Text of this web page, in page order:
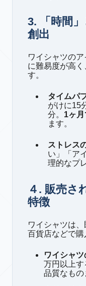
3. 「時間
創出
ワイシャツの
に難易度が高
す。
タイムパ
がけに15
分。 1ヶ
ます。
ストレス
い」「ア
理的なプ
４. 販売さ
特徴
ワイシャツは、
百貨店などで購
ワイシャツ
万円以上
品質なもの